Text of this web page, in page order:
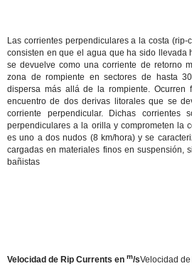
Las corrientes perpendiculares a la costa (rip-
consisten en que el agua que ha sido llevada
se devuelve como una corriente de retorno
zona de rompiente en sectores de hasta
dispersa más allá de la rompiente. Ocurren
encuentro de dos derivas litorales que se
corriente perpendicular. Dichas corrientes
perpendiculares a la orilla y comprometen la
es uno a dos nudos (8 km/hora) y se
cargadas en materiales finos en suspensión,
bañistas
Velocidad de Rip Currents en m/sVelocidad